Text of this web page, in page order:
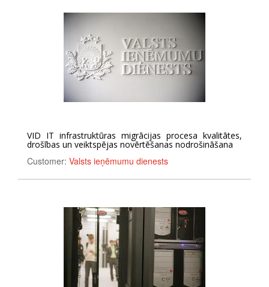
VID IT infrastruktūras migrācijas procesa kvalitātes,
drošības un veiktspējas novērtēšanas nodrošināšana
Customer: Valsts ieņēmumu dienests